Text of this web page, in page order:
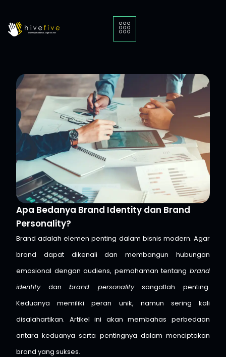
Apa Bedanya Brand Identity dan Brand
Personality?
Brand adalah elemen penting dalam bisnis modern. Agar
brand dapat dikenali dan membangun hubungan
emosional dengan audiens, pemahaman tentang brand
identitydanbrand personalitysangatlah penting.
Keduanya memiliki peran unik, namun sering kali
disalahartikan. Artikel ini akan membahas perbedaan
antara keduanya serta pentingnya dalam menciptakan
brand yang sukses.